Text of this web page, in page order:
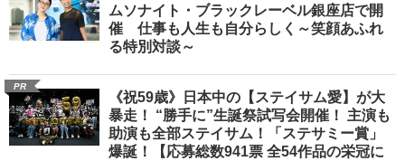
ムソナイト・ブラックレーベル銀座店で開
催 仕事も人生も自分らしく～笑顔あふれ
る特別対談～
PR
《祝59歳》日本中の【ステイサム愛】が大
暴走！ “勝手に”生誕祭試写会開催！ 主演も
助演も全部ステイサム！「ステサミー賞」
爆誕！【応募総数941票 全54作品の栄冠に